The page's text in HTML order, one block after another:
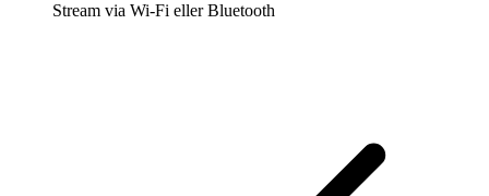
Stream via Wi-Fi eller Bluetooth